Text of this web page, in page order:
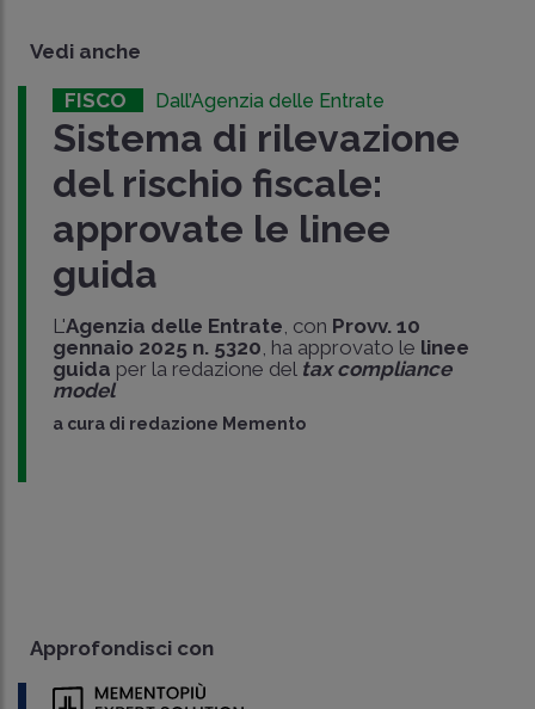
Vedi anche
FISCO Dall’Agenzia delle Entrate
Sistema di rilevazione
del rischio fiscale:
approvate le linee
guida
L'Agenzia delle Entrate , con Provv. 10
gennaio 2025 n. 5320 , ha approvato le linee
guida per la redazione del tax compliance
model
a cura di redazione Memento
Approfondisci con